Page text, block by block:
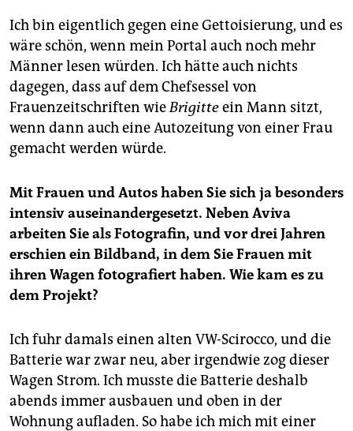
Ich bin eigentlich gegen eine Gettoisierung, und es
wäre schön, wenn mein Portal auch noch mehr
Männer lesen würden. Ich hätte auch nichts
dagegen, dass auf dem Chefsessel von
Frauenzeitschriften wieBrigitteein Mann sitzt,
wenn dann auch eine Autozeitung von einer Frau
gemacht werden würde.
Mit Frauen und Autos haben Sie sich ja besonders
intensiv auseinandergesetzt. Neben Aviva
arbeiten Sie als Fotografin, und vor drei Jahren
erschien ein Bildband, in dem Sie Frauen mit
ihren Wagen fotografiert haben. Wie kam es zu
dem Projekt?
Ich fuhr damals einen alten VW-Scirocco, und die
Batterie war zwar neu, aber irgendwie zog dieser
Wagen Strom. Ich musste die Batterie deshalb
abends immer ausbauen und oben in der
Wohnung aufladen. So habe ich mich mit einer